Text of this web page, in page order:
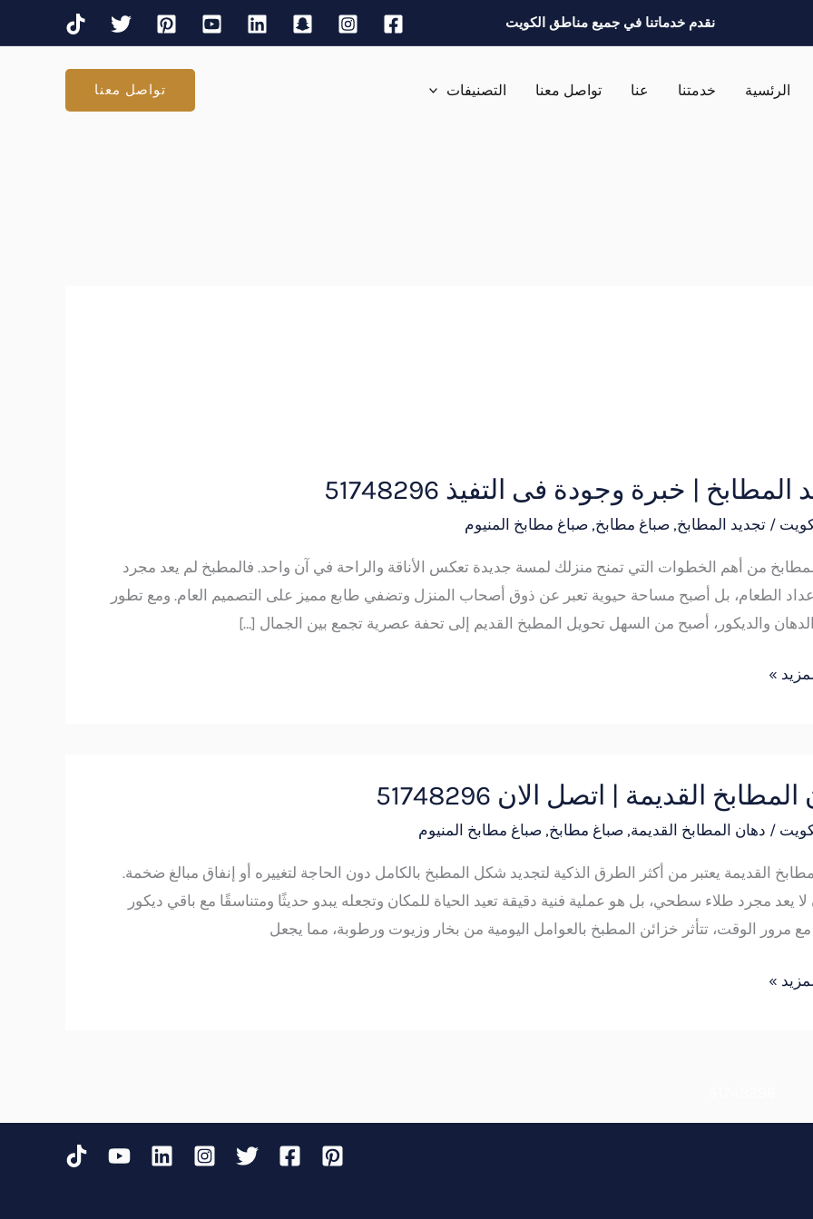
نقدم خدماتنا في جميع مناطق الكويت
الرئسية خدمتنا عنا تواصل معنا التصنيفات تواصل معنا
المطابخ | خبرة وجودة فى التفيذ 51748296
/تجديد المطابخ,صباغ مطابخ,صباغ مطابخ المنيوم
من أهم الخطوات التي تمنح منزلك لمسة جديدة تعكس الأناقة والراحة في آن واحد. فالمطبخ لم يعد مجرد
الطعام، بل أصبح مساحة حيوية تعبر عن ذوق أصحاب المنزل وتضفي طابع مميز على التصميم العام. ومع تطور
والديكور، أصبح من السهل تحويل المطبخ القديم إلى تحفة عصرية تجمع بين الجمال […]
»
القديمة | اتصل الان 51748296
/ دهان المطابخ القديمة,صباغ مطابخ,صباغ مطابخ المنيوم
القديمة يعتبر من أكثر الطرق الذكية لتجديد شكل المطبخ بالكامل دون الحاجة لتغييره أو إنفاق مبالغ ضخمة.
لا يعد مجرد طلاء سطحي، بل هو عملية فنية دقيقة تعيد الحياة للمكان وتجعله يبدو حديثًا ومتناسقًا مع باقي ديكور
مع مرور الوقت، تتأثر خزائن المطبخ بالعوامل اليومية من بخار وزيوت ورطوبة، مما يجعل
»